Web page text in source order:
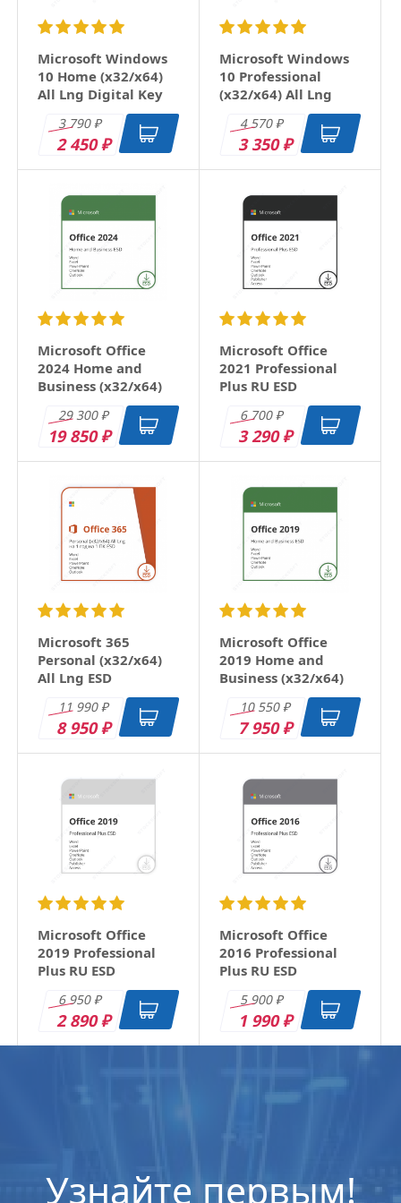
ответить
Microsoft Windows
10 Home (x32/x64)
All Lng Digital Key
3 790₽
2 450₽
Microsoft Windows
10 Professional
(x32/x64) All Lng
4 570₽
3 350₽
Microsoft Office
2024 Home and
Business (x32/x64)
29 300₽
19 850₽
Microsoft Office
2021 Professional
Plus RU ESD
6 700₽
3 290₽
Microsoft 365
Personal (x32/x64)
All Lng ESD
11 990₽
8 950₽
Microsoft Office
2019 Home and
Business (x32/x64)
10 550₽
7 950₽
Microsoft Office
2019 Professional
Plus RU ESD
6 950₽
2 890₽
Microsoft Office
2016 Professional
Plus RU ESD
5 900₽
1 990₽
Узнайте первым!